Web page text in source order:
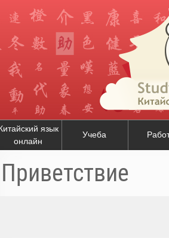
язык
онлайн
Учеба
Приветствие